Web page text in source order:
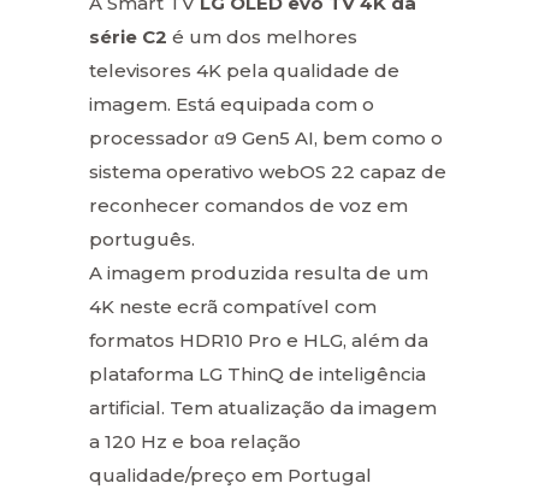
série C2 é um dos melhores
televisores 4K pela qualidade de
imagem. Está equipada com o
processador α9 Gen5 AI, bem como o
sistema operativo webOS 22 capaz de
reconhecer comandos de voz em
português.
A imagem produzida resulta de um
4K neste ecrã compatível com
formatos HDR10 Pro e HLG, além da
plataforma LG ThinQ de inteligência
artificial. Tem atualização da imagem
a 120 Hz e boa relação
qualidade/preço em Portugal